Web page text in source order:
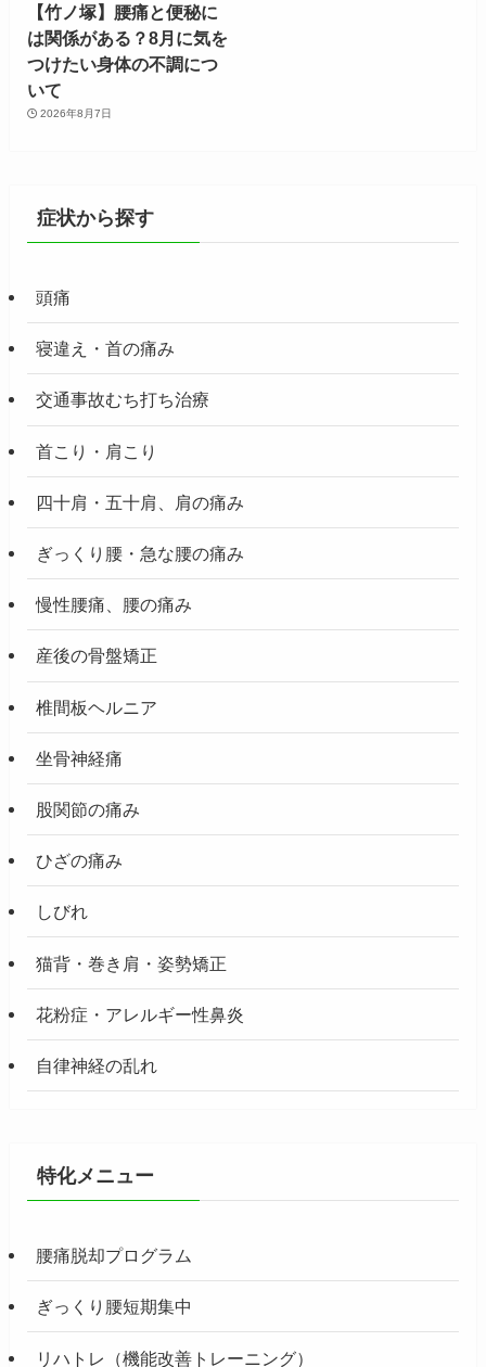
【竹ノ塚】腰痛と便秘に
は関係がある？8月に気を
つけたい身体の不調につ
いて
2026年8月7日
症状から探す
頭痛
寝違え・首の痛み
交通事故むち打ち治療
首こり・肩こり
四十肩・五十肩、肩の痛み
ぎっくり腰・急な腰の痛み
慢性腰痛、腰の痛み
産後の骨盤矯正
椎間板ヘルニア
坐骨神経痛
股関節の痛み
ひざの痛み
しびれ
猫背・巻き肩・姿勢矯正
花粉症・アレルギー性鼻炎
自律神経の乱れ
特化メニュー
腰痛脱却プログラム
ぎっくり腰短期集中
リハトレ（機能改善トレーニング）